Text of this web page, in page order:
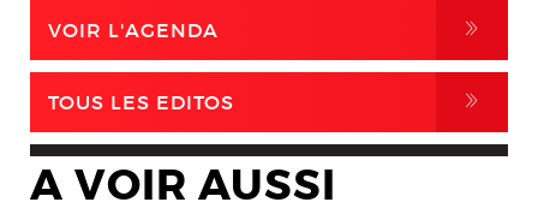
VOIR L'AGENDA ,
TOUS LES EDITOS ,
A VOIR AUSSI